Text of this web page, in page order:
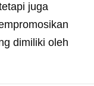
juga
dimiliki oleh